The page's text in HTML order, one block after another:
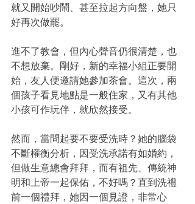
就又開始吵鬧、甚至拉起方向盤，她只
好再次做罷。
進不了教會，但內心聲音仍很清楚，也
不想放棄。剛好，新的幸福小組正要開
始，友人便邀請她參加茶會。這次，兩
個孩子看見地點是一般住家，又有其他
小孩可作玩伴，就欣然接受。
然而，當問起要不要受洗時？她的腦袋
不斷權衡分析，因受洗承諾有如婚約，
但做生意總會拜拜，而有祖先、傳統神
明和上帝一起保佑，不好嗎？直到洗禮
前一個禮拜，她因一個見證，非常心